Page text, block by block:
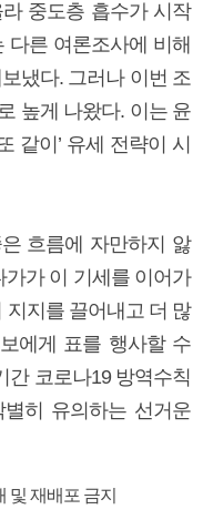
중도층 흡수가 시작
다른 여론조사에 비해
냈다. 그러나 이번 조
높게 나왔다. 이는 윤
같이’ 유세 전략이 시
흐름에 자만하지 앓
가 이 기세를 이어가
지지를 끌어내고 더 많
에게 표를 행사할 수
간 코로나19 방역수칙
히 유의하는 선거운
및 재배포 금지